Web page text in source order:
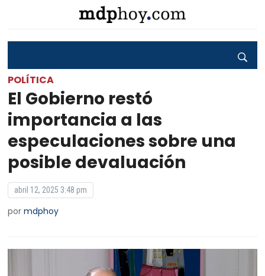
POLÍTICA
El Gobierno restó
importancia a las
especulaciones sobre una
posible devaluación
abril 12, 2025 3:48 pm
pormdphoy